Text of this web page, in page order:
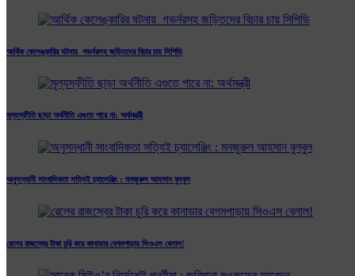
আর্থিক কেলেঙ্কারির ঘটনায় গভর্নরসহ জড়িতদের বিচার চায় সিপিডি
মূল্যস্ফীতি ছাড়া অর্থনীতি এগুতে পারে না: অর্থমন্ত্রী
অনুসন্ধানী সাংবাদিকতা সত্যিই চ্যালেঞ্জিং : মনজুরুল আহসান বুলবুল
রেলের রাজস্বের টাকা চুরি করে কানাডার বেগমপাড়ায় সিওএস বেলাল!